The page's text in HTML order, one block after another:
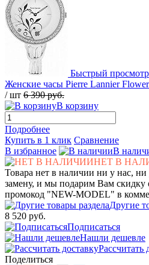
Быстрый просмотр
Женские часы Pierre Lannier
/ шт 6 390 руб.
В корзину
Подробнее
Купить в 1 клик Сравнение
В избранное
В
НЕТ В
Товара нет в наличии ни у нас,
замену, и мы подарим Вам скидку
промокод "NEW-MODEL" в
Другие
8 520 руб.
Подписаться
Нашли дешевле
Рассчитать
Поделиться